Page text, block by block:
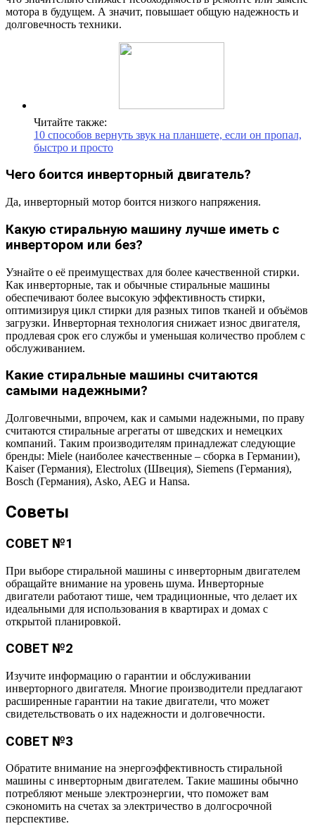
мотора в будущем. А значит, повышает общую надежность и
долговечность техники.
Читайте также:
10 способов вернуть звук на планшете, если он пропал,
быстро и просто
Чего боится инверторный двигатель?
Да, инверторный мотор боится низкого напряжения.
Какую стиральную машину лучше иметь с
инвертором или без?
Узнайте о её преимуществах для более качественной стирки.
Как инверторные, так и обычные стиральные машины
обеспечивают более высокую эффективность стирки,
оптимизируя цикл стирки для разных типов тканей и объёмов
загрузки. Инверторная технология снижает износ двигателя,
продлевая срок его службы и уменьшая количество проблем с
обслуживанием.
Какие стиральные машины считаются
самыми надежными?
Долговечными, впрочем, как и самыми надежными, по праву
считаются стиральные агрегаты от шведских и немецких
компаний. Таким производителям принадлежат следующие
бренды: Miele (наиболее качественные – сборка в Германии),
Kaiser (Германия), Electrolux (Швеция), Siemens (Германия),
Bosch (Германия), Asko, AEG и Hansa.
Советы
СОВЕТ №1
При выборе стиральной машины с инверторным двигателем
обращайте внимание на уровень шума. Инверторные
двигатели работают тише, чем традиционные, что делает их
идеальными для использования в квартирах и домах с
открытой планировкой.
СОВЕТ №2
Изучите информацию о гарантии и обслуживании
инверторного двигателя. Многие производители предлагают
расширенные гарантии на такие двигатели, что может
свидетельствовать о их надежности и долговечности.
СОВЕТ №3
Обратите внимание на энергоэффективность стиральной
машины с инверторным двигателем. Такие машины обычно
потребляют меньше электроэнергии, что поможет вам
сэкономить на счетах за электричество в долгосрочной
перспективе.